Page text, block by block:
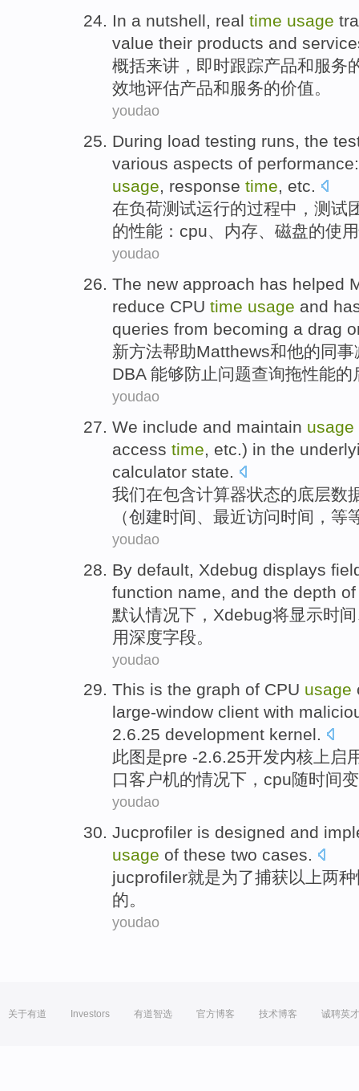
In a nutshell, real time usage
value their products and
概括来讲，即时跟踪产品和服务
效地评估产品和服务的价值。
youdao
During load testing runs, the
various aspects of performance
usage, response time, etc.
在负荷测试运行的过程中，测试
的性能 ： cpu、 内存、 磁盘的使用
youdao
The new approach has helped
reduce CPU time usage and
queries from becoming a drag
新方法帮助Matthews和他的同事
DBA能够防止问题查询拖性能的
youdao
We include and maintain usage
access time, etc.) in the
calculator state.
我们在包含计算器状态的底层数
（创建时间、 最近访问时间， 等
youdao
By default Xdebug displays
function name, and the depth
默认情况下， Xdebug将显示时间
用深度字段 。
youdao
This is the graph of CPU usage
large-window client with
2.6.25 development kernel.
此图是pre -2.6.25开发内核 上启
口客户机的情况下， cpu随时间
youdao
Jucprofiler is designed and
usage of these two cases.
jucprofiler就是为了捕获以上两种
的。
youdao
关于有道 Investors 有道智选 官方博客 技术博客 诚聘英才